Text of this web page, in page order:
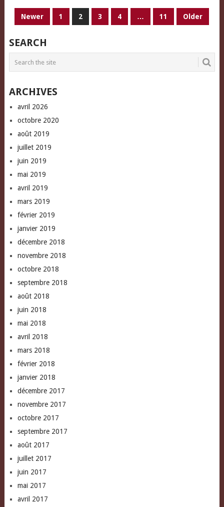
PAGINATION
PUBLICATIONS
Newer 1 2 3 4 … 11 Older
SEARCH
ARCHIVES
avril 2026
octobre 2020
août 2019
juillet 2019
juin 2019
mai 2019
avril 2019
mars 2019
février 2019
janvier 2019
décembre 2018
novembre 2018
octobre 2018
septembre 2018
août 2018
juin 2018
mai 2018
avril 2018
mars 2018
février 2018
janvier 2018
décembre 2017
novembre 2017
octobre 2017
septembre 2017
août 2017
juillet 2017
juin 2017
mai 2017
avril 2017